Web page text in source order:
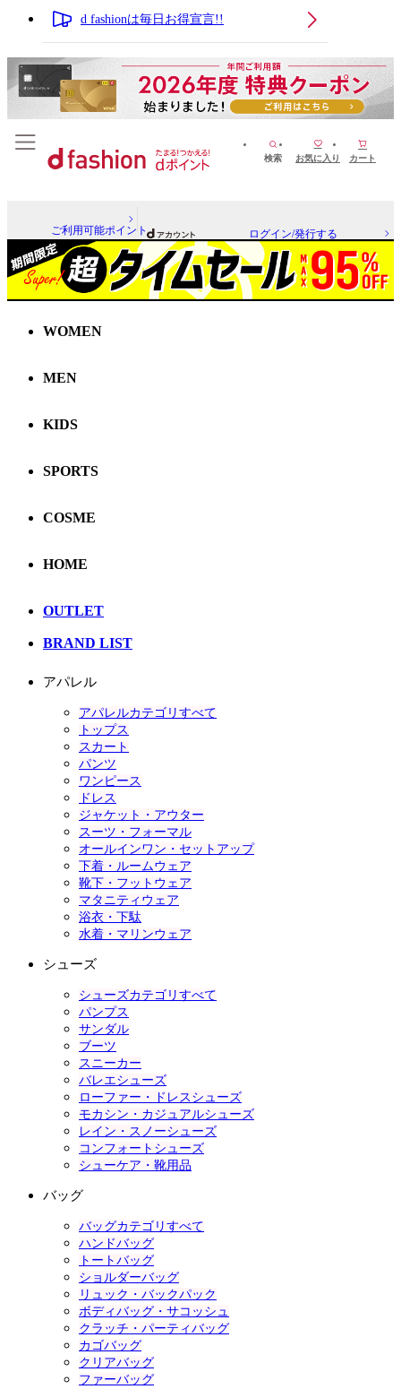
d fashionは毎日お得宣言!!
検索 お気に入り カート
ご利用可能ポイント ログイン/発行する
WOMEN
MEN
KIDS
SPORTS
COSME
HOME
OUTLET
BRAND LIST
アパレル
アパレルカテゴリすべて
トップス
スカート
パンツ
ワンピース
ドレス
ジャケット・アウター
スーツ・フォーマル
オールインワン・セットアップ
下着・ルームウェア
靴下・フットウェア
マタニティウェア
浴衣・下駄
水着・マリンウェア
シューズ
シューズカテゴリすべて
パンプス
サンダル
ブーツ
スニーカー
バレエシューズ
ローファー・ドレスシューズ
モカシン・カジュアルシューズ
レイン・スノーシューズ
コンフォートシューズ
シューケア・靴用品
バッグ
バッグカテゴリすべて
ハンドバッグ
トートバッグ
ショルダーバッグ
リュック・バックパック
ボディバッグ・サコッシュ
クラッチ・パーティバッグ
カゴバッグ
クリアバッグ
ファーバッグ